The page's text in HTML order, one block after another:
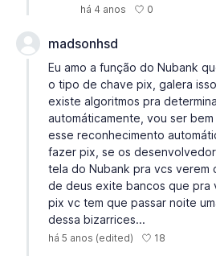
há 4 anos 0
madsonhsd
Eu amo a função do Nubank
o tipo de chave pix, galera
existe algoritmos pra
automáticamente, vou ser
esse reconhecimento
fazer pix, se os
tela do Nubank pra vcs verem
de deus exite bancos que pra
pix vc tem que passar noite
dessa bizarrices...
há 5 anos (edited) 18